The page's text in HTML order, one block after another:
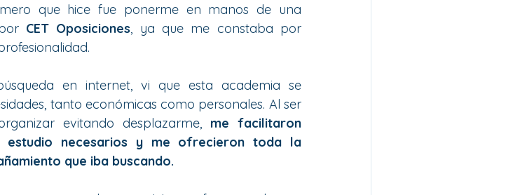
que hice fue ponerme en manos de una
CET Oposiciones, ya que me constaba por
en internet, vi que esta academia se
tanto económicas como personales. Al ser
evitando desplazarme, me facilitaron
necesarios y me ofrecieron toda la
que iba buscando.